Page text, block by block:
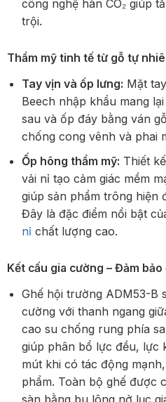
công nghệ hàn CO₂ giúp
trội.
Thẩm mỹ tinh tế từ gỗ tự
Tay vịn và ốp lưng: Mặt
Beech nhập khẩu mang
sau và ốp đáy bằng ván
chống cong vênh và phai
Ốp hông thẩm mỹ: Thiết
vải nỉ tạo cảm giác mềm
giúp sản phẩm trông hiện
Đây là đặc điểm nổi bật
nỉ chất lượng cao.
Kết cấu gia cường – Đảm
Ghế hội trường ADM53-B
cường với thanh ngang
cao su chống rung phía
giúp phân bổ lực đều, lực
mút khi có tác động
phẩm. Toàn bộ ghế được